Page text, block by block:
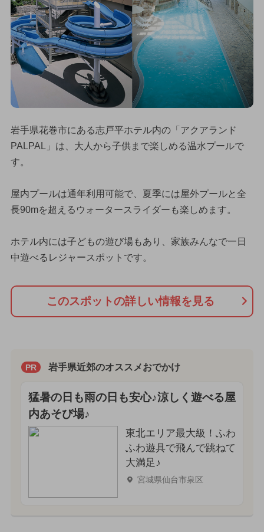
岩手県花巻市にある志戸平ホテル内の「アクアランド
PALPAL」は、大人から子供まで楽しめる温水プールで
す。
屋内プールは通年利用可能で、夏季には屋外プールと全
長90mを超えるウォータースライダーも楽しめます。
ホテル内には子どもの遊び場もあり、家族みんなで一日
中遊べるレジャースポットです。
このスポットの詳しい情報を見る
PR 岩手県近郊のオススメおでかけ
猛暑の日も雨の日も安心♪涼しく遊べる屋
内あそび場♪
東北エリア最大級！ふわ
ふわ遊具で飛んで跳ねて
大満足♪
宮城県仙台市泉区